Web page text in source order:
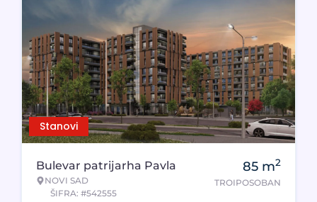
Stanovi
Bulevar patrijarha Pavla
NOVI SAD
ŠIFRA: #542555
85 m2
TROIPOSOBAN